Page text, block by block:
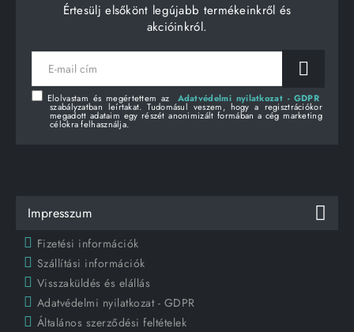
Értesülj elsőkönt legújabb termékeinkről és
akcióinkról.
E-
mail
Elolvastam és megértettem az Adatvédelmi nyilatkozat - GDPR
szabályzatban leírtakat. Tudomásul veszem, hogy a regisztrációkor
megadott adataim egy részét anonimizált formában a cég marketing
célokra felhasználja.
Impresszum
Fizetési információk
Szállítási információk
Visszaküldés és elállás
Adatvédelmi nyilatkozat - GDPR
Általános szerződési feltételek